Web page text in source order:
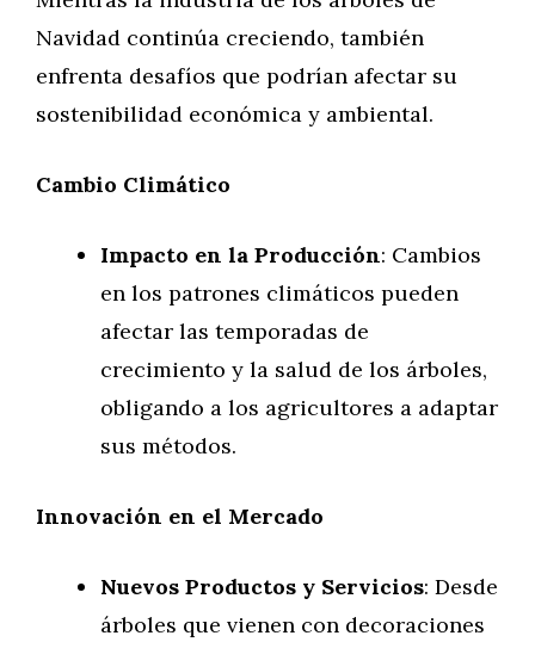
Navidad continúa creciendo, también
enfrenta desafíos que podrían afectar su
sostenibilidad económica y ambiental.
Cambio Climático
Impacto en la Producción: Cambios
en los patrones climáticos pueden
afectar las temporadas de
crecimiento y la salud de los árboles,
obligando a los agricultores a adaptar
sus métodos.
Innovación en el Mercado
Nuevos Productos y Servicios: Desde
árboles que vienen con decoraciones